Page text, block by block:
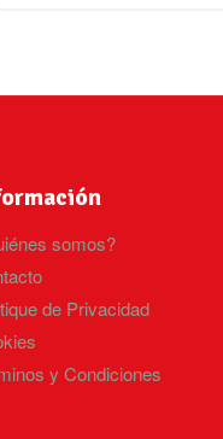
somos?
de Privacidad
y Condiciones